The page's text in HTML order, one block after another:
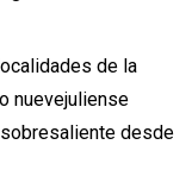
de la
nuevejuliense
sobresaliente desde